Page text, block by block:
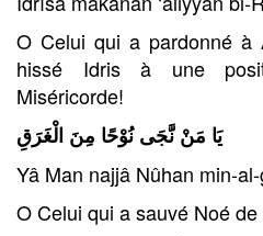
O Celui qui a pardonné
hissé Idris à une
Miséricorde!
يَا مَنْ نَّجَى نُوْحًا مِنَ الْغَرَقِ
Yâ Man najjâ Nûhan min-
O Celui qui a sauvé Noé